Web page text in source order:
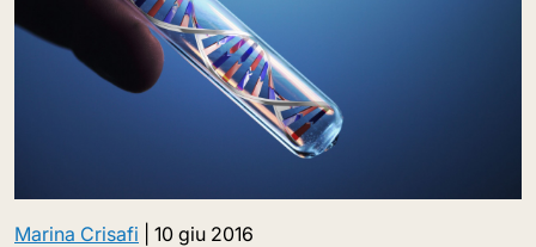
Marina Crisafi 10 giu 2016